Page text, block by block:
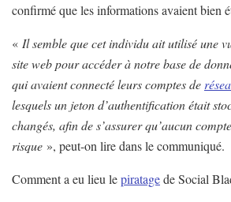
confirmé que les informations avaient bien
« Il semble que cet individu ait utilisé une
site web pour accéder à notre base de
qui avaient connecté leurs comptes de
lesquels un jeton d’authentification était
changés, afin de s’assurer qu’aucun
risque », peut-on lire dans le communiqué.
Comment a eu lieu lepiratagede Social